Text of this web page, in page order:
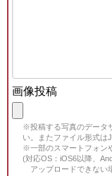
画像投稿
※投稿する写真のデータ
い。またファイル形式は
※一部のスマートフォン
(対応OS：iOS6以降、
アップロードできない